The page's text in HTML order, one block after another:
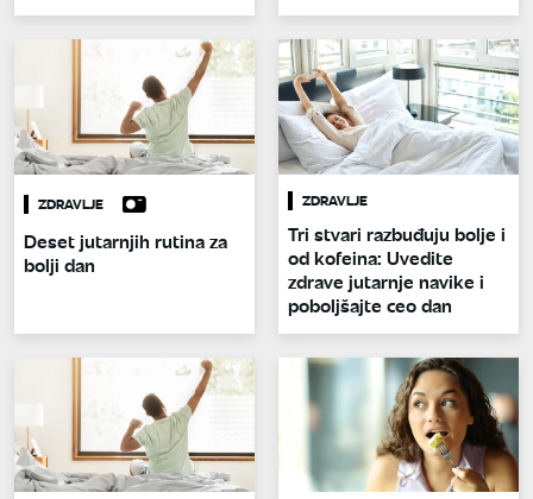
ZDRAVLJE
Deset jutarnjih rutina za
bolji dan
ZDRAVLJE
Tri stvari razbuđuju bolje i
od kofeina: Uvedite
zdrave jutarnje navike i
poboljšajte ceo dan